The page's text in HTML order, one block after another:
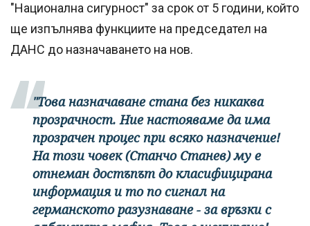
"Национална сигурност" за срок от 5 години, който
ще изпълнява функциите на председател на
ДАНС до назначаването на нов.
"Това назначаване стана без никаква
прозрачност. Ние настояваме да има
прозрачен процес при всяко назначение!
На този човек (Станчо Станев) му е
отнеман достъпът до класифицирана
информация и то по сигнал на
германското разузнаване - за връзки с